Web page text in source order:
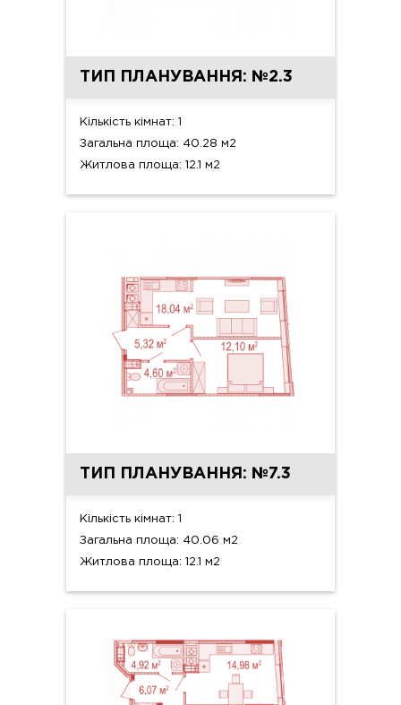
ТИП ПЛАНУВАННЯ: №2.3
Кількість кімнат: 1
Загальна площа: 40.28 м2
Житлова площа: 12.1 м2
ТИП ПЛАНУВАННЯ: №7.3
Кількість кімнат: 1
Загальна площа: 40.06 м2
Житлова площа: 12.1 м2